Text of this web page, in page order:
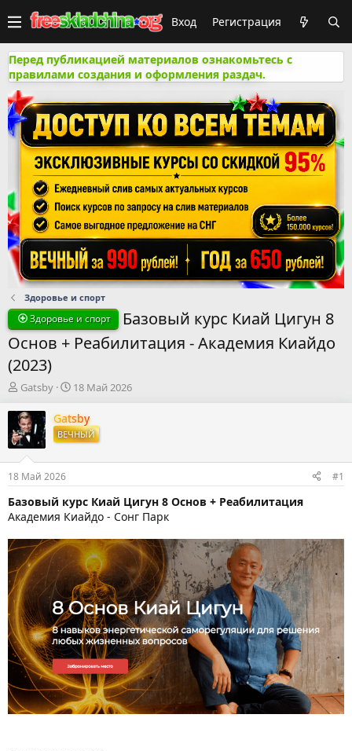
Вход Регистрация
Перед публикацией материалов ознакомьтесь с
правилами создания и оформления раздач.
Здоровье и спорт
Здоровье и спорт
Базовый курс Киай Цигун 8
Основ + Реабилитация - Академия Киайдо
(2023)
А
т
о
р
т
е
м
ы
Gatsby
Д
т
а
н
а
л
а
18 Май 2026
Gatsby
ВЕЧНЫЙ
18 Май 2026 #1
Базовый курс Киай Цигун 8 Основ + Реабилитация
Академия Киайдо - Сонг Парк